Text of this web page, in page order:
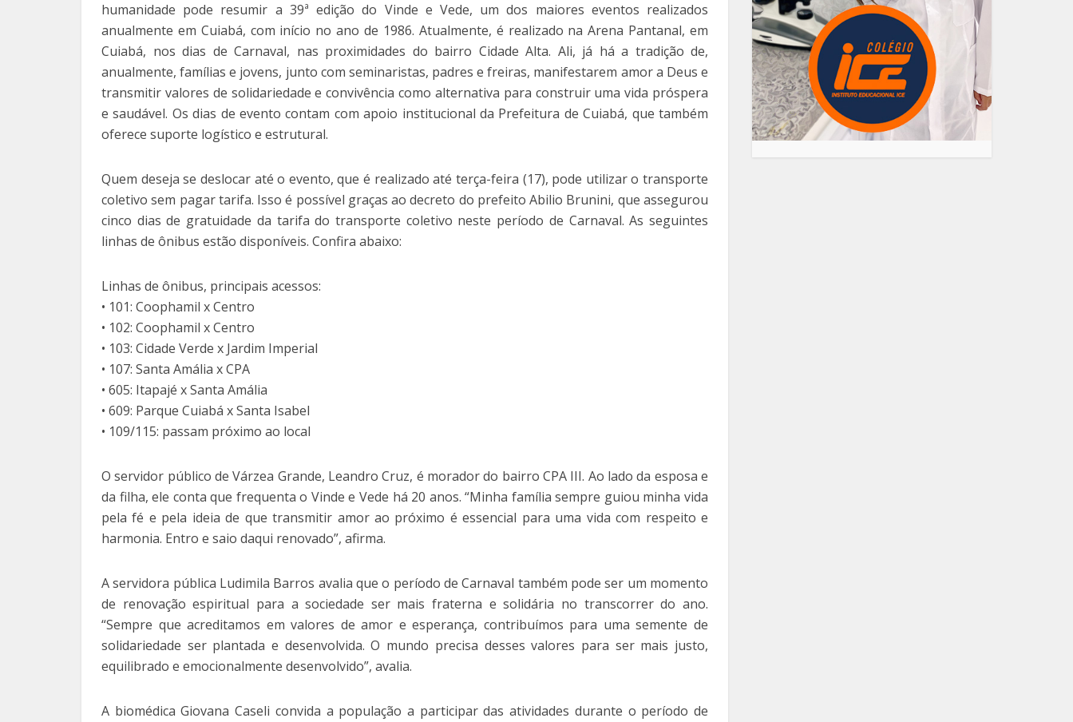
humanidade pode resumir a 39ª edição do Vinde e Vede, um dos maiores eventos realizados
anualmente em Cuiabá, com início no ano de 1986. Atualmente, é realizado na Arena Pantanal, em
Cuiabá, nos dias de Carnaval, nas proximidades do bairro Cidade Alta. Ali, já há a tradição de,
anualmente, famílias e jovens, junto com seminaristas, padres e freiras, manifestarem amor a Deus e
transmitir valores de solidariedade e convivência como alternativa para construir uma vida próspera
e saudável. Os dias de evento contam com apoio institucional da Prefeitura de Cuiabá, que também
oferece suporte logístico e estrutural.
Quem deseja se deslocar até o evento, que é realizado até terça-feira (17), pode utilizar o transporte
coletivo sem pagar tarifa. Isso é possível graças ao decreto do prefeito Abilio Brunini, que assegurou
cinco dias de gratuidade da tarifa do transporte coletivo neste período de Carnaval. As seguintes
linhas de ônibus estão disponíveis. Confira abaixo:
Linhas de ônibus, principais acessos:
• 101: Coophamil x Centro
• 102: Coophamil x Centro
• 103: Cidade Verde x Jardim Imperial
• 107: Santa Amália x CPA
• 605: Itapajé x Santa Amália
• 609: Parque Cuiabá x Santa Isabel
• 109/115: passam próximo ao local
O servidor público de Várzea Grande, Leandro Cruz, é morador do bairro CPA III. Ao lado da esposa e
da filha, ele conta que frequenta o Vinde e Vede há 20 anos. “Minha família sempre guiou minha vida
pela fé e pela ideia de que transmitir amor ao próximo é essencial para uma vida com respeito e
harmonia. Entro e saio daqui renovado”, afirma.
A servidora pública Ludimila Barros avalia que o período de Carnaval também pode ser um momento
de renovação espiritual para a sociedade ser mais fraterna e solidária no transcorrer do ano.
“Sempre que acreditamos em valores de amor e esperança, contribuímos para uma semente de
solidariedade ser plantada e desenvolvida. O mundo precisa desses valores para ser mais justo,
equilibrado e emocionalmente desenvolvido”, avalia.
A biomédica Giovana Caseli convida a população a participar das atividades durante o período de